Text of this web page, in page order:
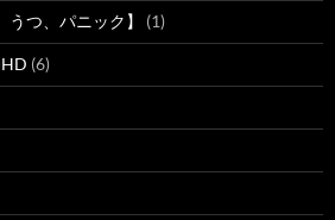
つ、パニック】 (1)
(6)